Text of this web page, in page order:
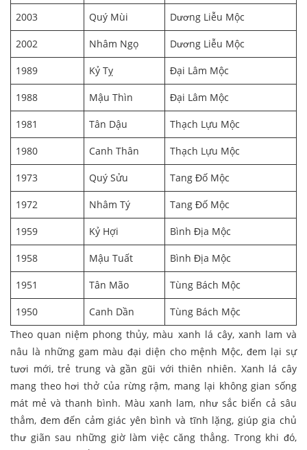
2003 Quý Mùi Dương Liễu Mộc
2002 Nhâm Ngọ Dương Liễu Mộc
1989 Kỷ Tỵ Đại Lâm Mộc
1988 Mậu Thìn Đại Lâm Mộc
1981 Tân Dậu Thạch Lựu Mộc
1980 Canh Thân Thạch Lựu Mộc
1973 Quý Sửu Tang Đố Mộc
1972 Nhâm Tý Tang Đố Mộc
1959 Kỷ Hợi Bình Địa Mộc
1958 Mậu Tuất Bình Địa Mộc
1951 Tân Mão Tùng Bách Mộc
1950 Canh Dần
Tùng Bách Mộc
Theo quan niệm phong thủy, màu xanh lá cây, xanh lam và
nâu là những gam màu đại diện cho mệnh Mộc, đem lại sự
tươi mới, trẻ trung và gần gũi với thiên nhiên. Xanh lá cây
mang theo hơi thở của rừng rậm, mang lại không gian sống
mát mẻ và thanh bình. Màu xanh lam, như sắc biển cả sâu
thẳm, đem đến cảm giác yên bình và tĩnh lặng, giúp gia chủ
thư giãn sau những giờ làm việc căng thẳng. Trong khi đó,